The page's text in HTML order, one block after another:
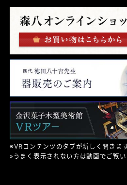
※VRコンテンツのタブが新しく開きま
»うまく表示されない方は動画でご覧